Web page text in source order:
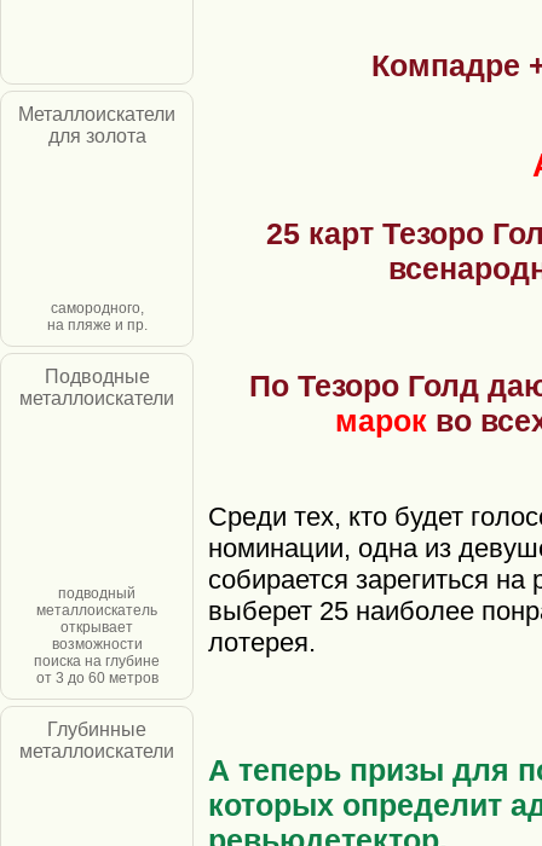
Металлоискатели
для золота
самородного,
на пляже и пр.
Подводные
металлоискатели
подводный
металлоискатель
открывает
возможности
поиска на глубине
от 3 до 60 метров
Глубинные
металлоискатели
Компадре
25 карт Тезоро
По Тезоро Голд
марок во
Среди тех, кто будет
номинации, одна из
собирается зарегиться
выберет 25 наиболее
лотерея.
А теперь призы для
которых определит